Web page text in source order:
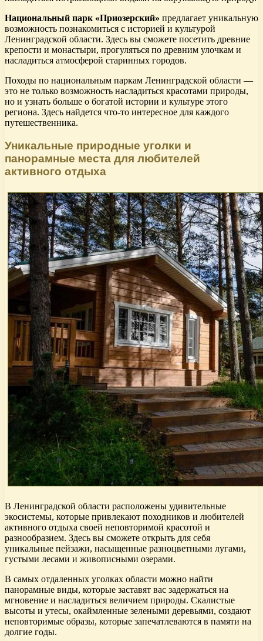
Национальный парк «Приозерский» предлагает уникальную
возможность познакомиться с историей и культурой
Ленинградской области. Здесь вы сможете посетить древние
крепости и монастыри, прогуляться по древним улочкам и
насладиться атмосферой старинных городов.
Походы по национальным паркам Ленинградской области —
это не только возможность насладиться красотами природы,
но и узнать больше о богатой истории и культуре этого
региона. Здесь найдется что-то интересное для каждого
путешественника.
Уникальные природные уголки и
панорамные места для любителей
активного отдыха
В Ленинградской области расположены удивительные
экосистемы, которые привлекают походников и любителей
активного отдыха своей неповторимой красотой и
разнообразием. Здесь вы сможете открыть для себя
уникальные пейзажи, насыщенные разноцветными лугами,
густыми лесами и живописными озерами.
В самых отдаленных уголках области можно найти
панорамные виды, которые заставят вас задержаться на
мгновение и насладиться величием природы. Скалистые
высоты и утесы, окаймленные зелеными деревьями, создают
неповторимые образы, которые запечатлеваются в памяти на
долгие годы.